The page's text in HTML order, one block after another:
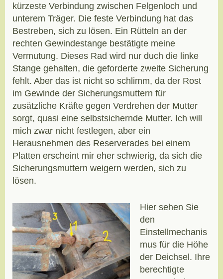
kürzeste Verbindung zwischen Felgenloch und
unterem Träger. Die feste Verbindung hat das
Bestreben, sich zu lösen. Ein Rütteln an der
rechten Gewindestange bestätigte meine
Vermutung. Dieses Rad wird nur duch die linke
Stange gehalten, die geforderte zweite Sicherung
fehlt. Aber das ist nicht so schlimm, da der Rost
im Gewinde der Sicherungsmuttern für
zusätzliche Kräfte gegen Verdrehen der Mutter
sorgt, quasi eine selbstsichernde Mutter. Ich will
mich zwar nicht festlegen, aber ein
Herausnehmen des Reserverades bei einem
Platten erscheint mir eher schwierig, da sich die
Sicherungsmuttern weigern werden, sich zu
lösen.
Hier sehen Sie
den
Einstellmechanis
mus für die Höhe
der Deichsel. Ihre
berechtigte